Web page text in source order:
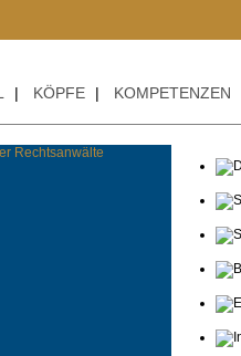
| KÖPFE | KOMPETENZEN